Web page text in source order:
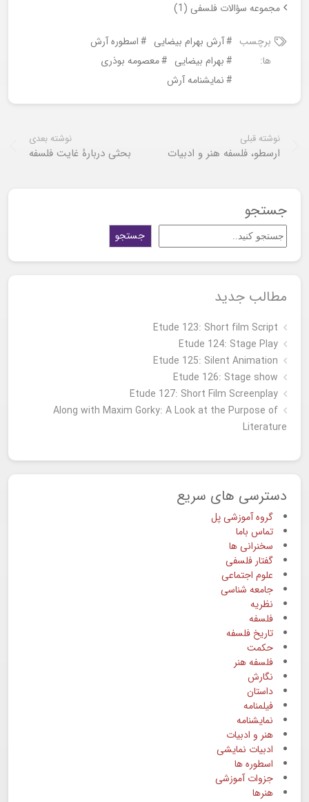
مجموعه سؤالات فلسفی (1)
برچسب
ها:
آرش بهرام بیضایی
اسطوره آرش
بهرام بیضایی
معصومه بوذری
نمایشنامه آرش
نوشته قبلی
ارسطو، فلسفه هنر و ادبیات
نوشته بعدی
بحثی دربارۀ غایت فلسفه
جستجو
جستجو
مطالب جدید
Etude 123: Short film Script
Etude 124: Stage Play
Etude 125: Silent Animation
Etude 126: Stage show
Étude 127: Short Film Screenplay
Along with Maxim Gorky: A Look at the Purpose of
Literature
دسترسی های سریع
گروه آموزشی پل
تماس باما
سخنرانی ها
گفتار فلسفی
علوم اجتماعی
جامعه شناسی
نظریه
فلسفه
تاریخ فلسفه
حکمت
فلسفه هنر
نگارش
داستان
فیلمنامه
نمایشنامه
هنر و ادبیات
ادبیات نمایشی
اسطوره ها
جزوات آموزشی
هنرها